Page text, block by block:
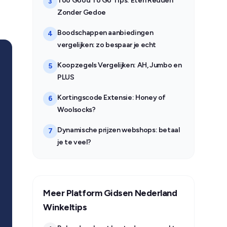
Zonder Gedoe
4
Boodschappen aanbiedingen
vergelijken: zo bespaar je echt
5
Koopzegels Vergelijken: AH, Jumbo en
PLUS
6
Kortingscode Extensie: Honey of
Woolsocks?
7
Dynamische prijzen webshops: betaal
je te veel?
Meer Platform Gidsen Nederland
Winkeltips